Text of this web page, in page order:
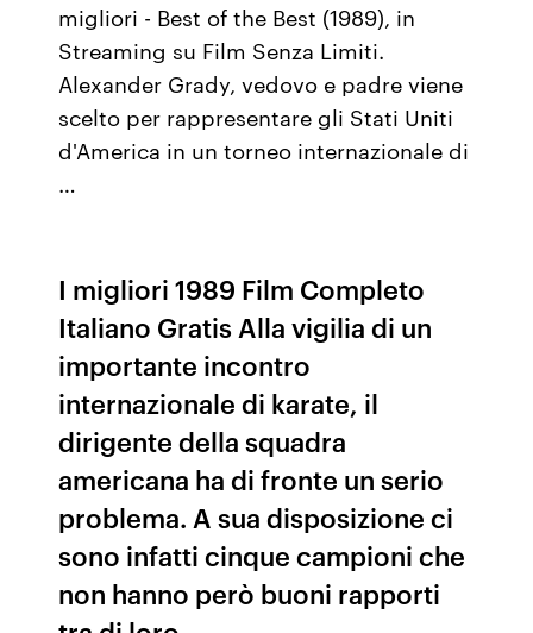
migliori - Best of the Best (1989), in
Streaming su Film Senza Limiti.
Alexander Grady, vedovo e padre viene
scelto per rappresentare gli Stati Uniti
d'America in un torneo internazionale di
…
I migliori 1989 Film Completo
Italiano Gratis Alla vigilia di un
importante incontro
internazionale di karate, il
dirigente della squadra
americana ha di fronte un serio
problema. A sua disposizione ci
sono infatti cinque campioni che
non hanno però buoni rapporti